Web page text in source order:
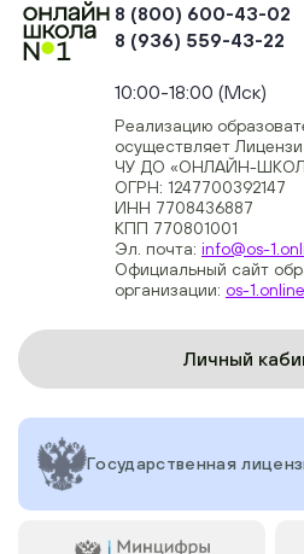
8 (800) 600-43-02
8 (936) 559-43-22
10:00-18:00 (Мск)
Реализацию
осуществляет
ЧУ ДО «ОНЛАЙН-
ОГРН: 1247700392147
ИНН 7708436887
КПП 770801001
Эл. почта: info@os-
Официальный сайт
организации: os-1.online
Личный
Государственная